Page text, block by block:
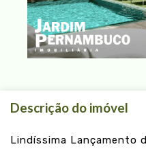
Descrição do imóvel
Lindíssima Lançamento